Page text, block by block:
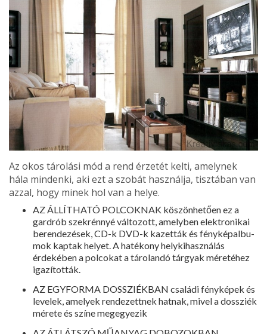
Az okos tárolási mód a rend érzetét kelti, amelynek
hála mindenki, aki ezt a szobát használja, tisztában van
az­zal, hogy minek hol van a helye.
AZ ÁLLÍTHATÓ POLCOKNAK köszön­hetően ez a
gardrób szekrénnyé változott, amelyben elektronikai
berendezések, CD-k DVD-k kazetták és fényképalbu­
mok kaptak helyet. A hatékony helykihasználás
érdekében a polcokat a tárolandó tárgyak méretéhez
igazították.
AZ EGYFORMA DOSSZIÉKBAN családi fényképek és
levelek, amelyek rendezett­nek hatnak, mivel a dossziék
mérete és színe megegyezik